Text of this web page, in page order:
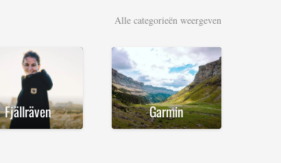
Alle categorieën weergeven
Fjällräven Garmin